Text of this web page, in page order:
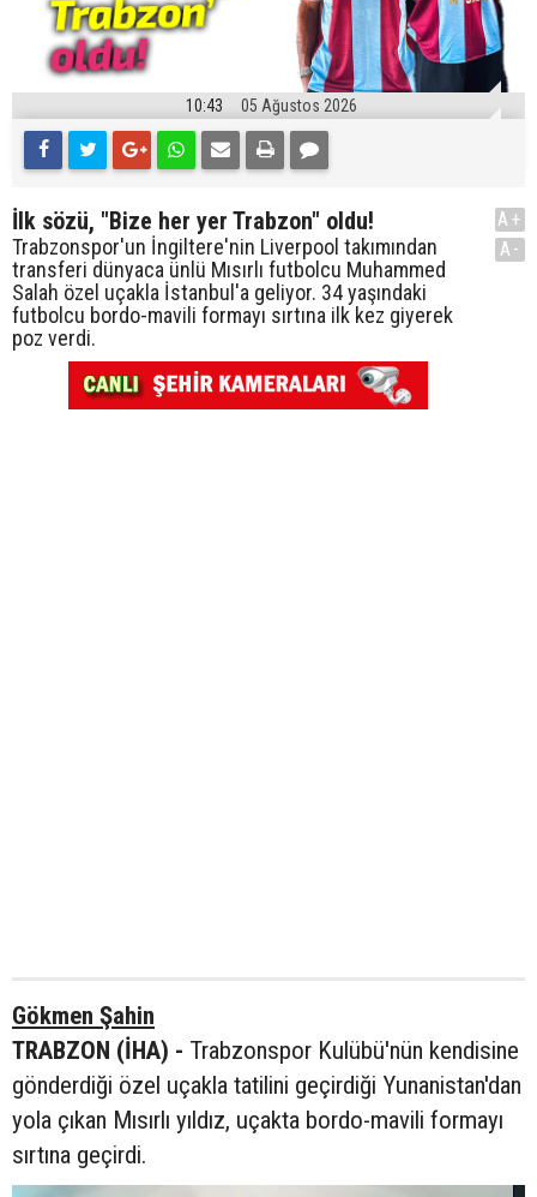
10:43 05 Ağustos 2026
İlk sözü, "Bize her yer Trabzon" oldu!
Trabzonspor'un İngiltere'nin Liverpool takımından
transferi dünyaca ünlü Mısırlı futbolcu Muhammed
Salah özel uçakla İstanbul'a geliyor. 34 yaşındaki
futbolcu bordo-mavili formayı sırtına ilk kez giyerek
poz verdi.
A+
A-
Gökmen Şahin
TRABZON (İHA) - Trabzonspor Kulübü'nün kendisine
gönderdiği özel uçakla tatilini geçirdiği Yunanistan'dan
yola çıkan Mısırlı yıldız, uçakta bordo-mavili formayı
sırtına geçirdi.